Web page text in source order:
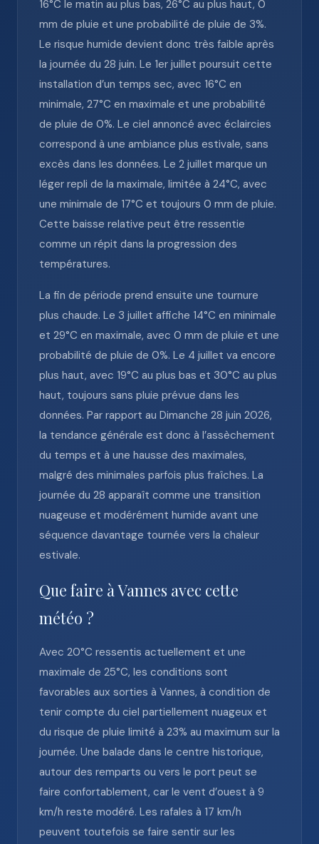
16°C le matin au plus bas, 26°C au plus haut, 0
mm de pluie et une probabilité de pluie de 3%.
Le risque humide devient donc très faible après
la journée du 28 juin. Le 1er juillet poursuit cette
installation d’un temps sec, avec 16°C en
minimale, 27°C en maximale et une probabilité
de pluie de 0%. Le ciel annoncé avec éclaircies
correspond à une ambiance plus estivale, sans
excès dans les données. Le 2 juillet marque un
léger repli de la maximale, limitée à 24°C, avec
une minimale de 17°C et toujours 0 mm de pluie.
Cette baisse relative peut être ressentie
comme un répit dans la progression des
températures.
La fin de période prend ensuite une tournure
plus chaude. Le 3 juillet affiche 14°C en minimale
et 29°C en maximale, avec 0 mm de pluie et une
probabilité de pluie de 0%. Le 4 juillet va encore
plus haut, avec 19°C au plus bas et 30°C au plus
haut, toujours sans pluie prévue dans les
données. Par rapport au Dimanche 28 juin 2026,
la tendance générale est donc à l’assèchement
du temps et à une hausse des maximales,
malgré des minimales parfois plus fraîches. La
journée du 28 apparaît comme une transition
nuageuse et modérément humide avant une
séquence davantage tournée vers la chaleur
estivale.
Que faire à Vannes avec cette
météo ?
Avec 20°C ressentis actuellement et une
maximale de 25°C, les conditions sont
favorables aux sorties à Vannes, à condition de
tenir compte du ciel partiellement nuageux et
du risque de pluie limité à 23% au maximum sur la
journée. Une balade dans le centre historique,
autour des remparts ou vers le port peut se
faire confortablement, car le vent d’ouest à 9
km/h reste modéré. Les rafales à 17 km/h
peuvent toutefois se faire sentir sur les